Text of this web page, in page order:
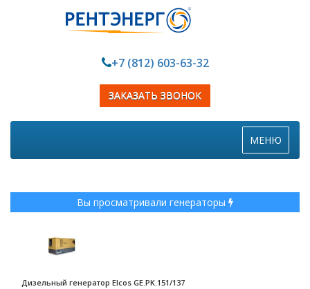
+7 (812) 603-63-32
ЗАКАЗАТЬ ЗВОНОК
Toggle
navigation
МЕНЮ
Вы просматривали генераторы
Дизельный генератор Elcos GE.PK.151/137